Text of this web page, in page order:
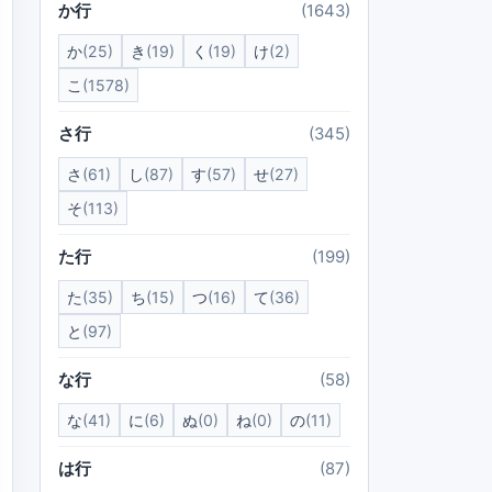
か行 (1643)
か(25) き (19) く (19) け(2)
こ (1578)
さ行 (345)
さ (61) し(87) す(57) せ(27)
そ(113)
た行 (199)
た(35) ち(15) つ(16) て(36)
と (97)
な行 (58)
な(41) に(6) ぬ(0) ね(0) の(11)
は行 (87)